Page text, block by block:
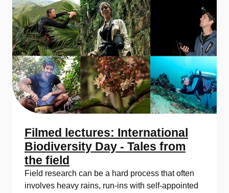
Filmed lectures: International
Biodiversity Day - Tales from
the field
Field research can be a hard process that often
involves heavy rains, run-ins with self-appointed